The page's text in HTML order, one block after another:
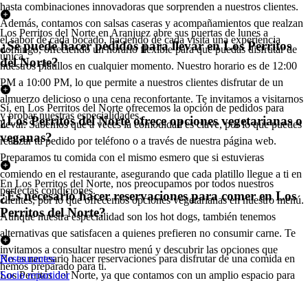
hasta combinaciones innovadoras que sorprenden a nuestros clientes.
Además, contamos con salsas caseras y acompañamientos que realzan
el sabor de cada bocado, haciendo de cada visita una experiencia
única.
Los Perritos del Norte en Aranjuez abre sus puertas de lunes a
domingo, ofreciendo un horario flexible para que puedas disfrutar de
nuestros platillos en cualquier momento. Nuestro horario es de 12:00
PM a 10:00 PM, lo que permite a nuestros clientes disfrutar de un
almuerzo delicioso o una cena reconfortante. Te invitamos a visitarnos
y probar nuestras especialidades.
¿Se puede hacer pedidos para llevar en Los Perritos
del Norte?
Sí, en Los Perritos del Norte ofrecemos la opción de pedidos para
llevar. Sabemos que a veces la comodidad es clave, por lo que puedes
realizar tu pedido por teléfono o a través de nuestra página web.
Preparamos tu comida con el mismo esmero que si estuvieras
comiendo en el restaurante, asegurando que cada platillo llegue a ti en
perfectas condiciones.
¿Los Perritos del Norte ofrece opciones vegetarianas o
veganas?
En Los Perritos del Norte, nos preocupamos por todos nuestros
clientes, por lo que ofrecemos opciones vegetarianas en nuestro menú.
Aunque nuestra especialidad son los hot dogs, también tenemos
alternativas que satisfacen a quienes prefieren no consumir carne. Te
invitamos a consultar nuestro menú y descubrir las opciones que
hemos preparado para ti.
¿Es necesario hacer reservaciones para comer en Los
Perritos del Norte?
No es necesario hacer reservaciones para disfrutar de una comida en
Los Perritos del Norte, ya que contamos con un amplio espacio para
Restaurantes
Socio repartidor